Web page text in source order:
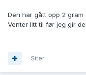
Den har gått opp 2
Venter litt til før jeg gir
Siter